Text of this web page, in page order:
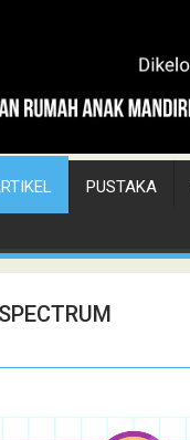
PUSTAKA